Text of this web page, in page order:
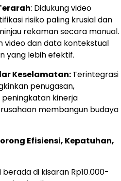
: Didukung video
risiko paling krusial dan
rekaman secara manual.
video dan data kontekstual
yang lebih efektif.
Keselamatan:Terintegrasi
penugasan,
kinerja
membangun budaya
Efisiensi, Kepatuhan,
di kisaran Rp10.000-